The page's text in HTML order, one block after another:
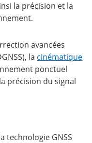
la précision et la
avancées
la cinématique
ponctuel
précision du signal
technologie GNSS